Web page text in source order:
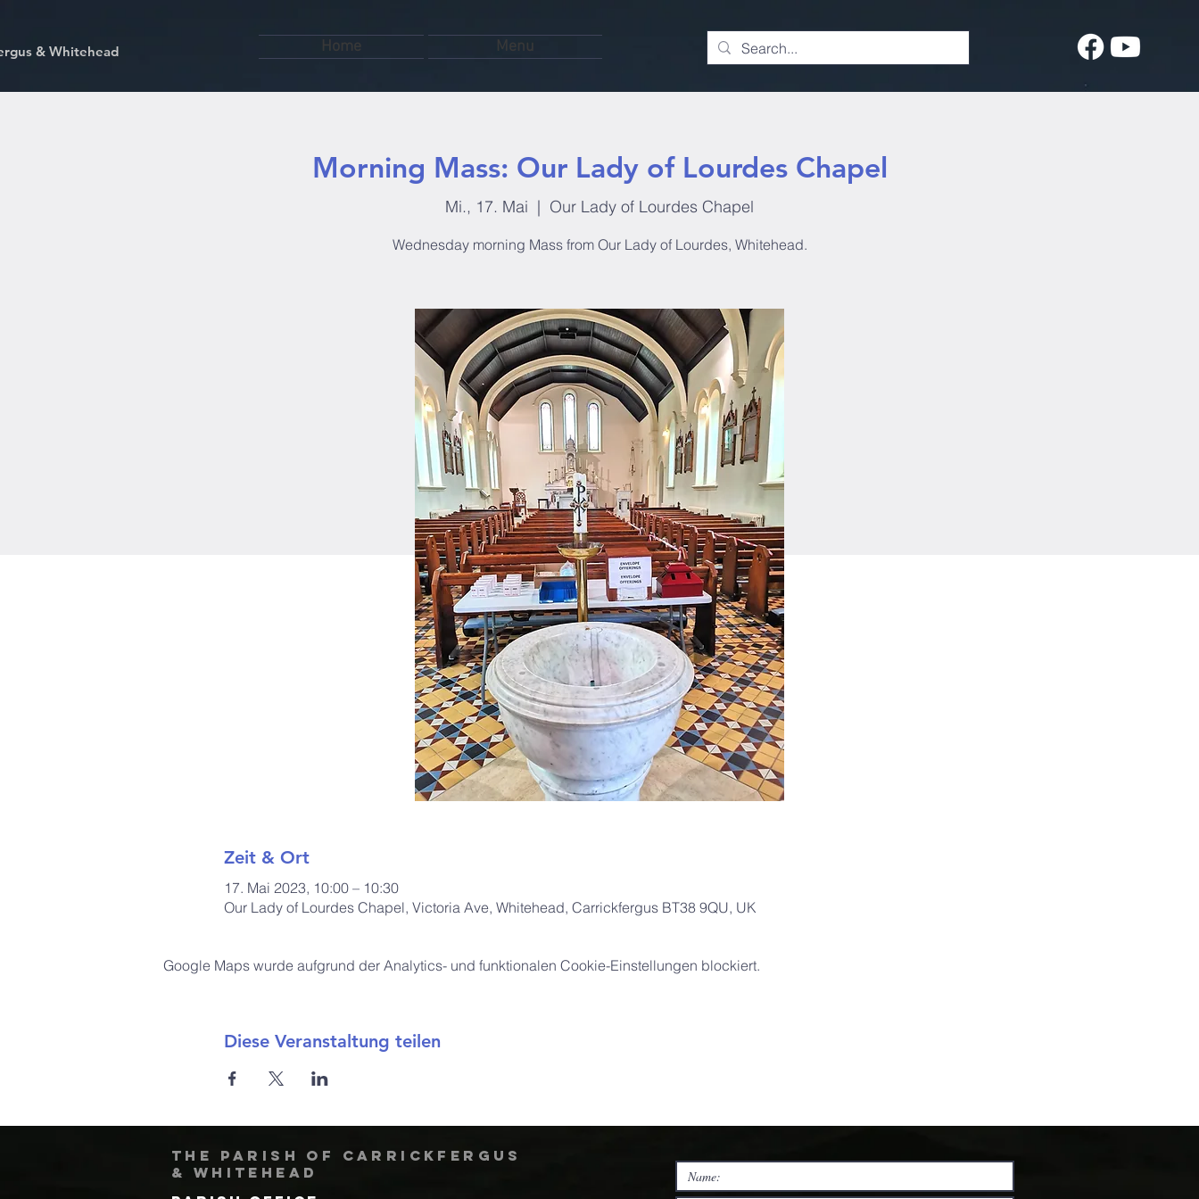
& Whitehead Home Menu
Morning Mass: Our Lady of Lourdes Chapel
Mi., 17. Mai
  |
Our Lady of Lourdes Chapel
Wednesday morning Mass from Our Lady of Lourdes, Whitehead.
Zeit & Ort
17. Mai 2023, 10:00 – 10:30
Our Lady of Lourdes Chapel, Victoria Ave, Whitehead, Carrickfergus BT38 9QU, UK
Google Maps wurde aufgrund der Analytics- und funktionalen Cookie-Einstellungen blockiert.
Diese Veranstaltung teilen
The Parish of Carrickfergus
& Whitehead